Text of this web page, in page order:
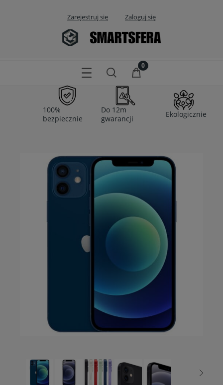
Zarejestruj się Zaloguj się
100%
bezpiecznie
Do 12m
gwarancji
Ekologicznie